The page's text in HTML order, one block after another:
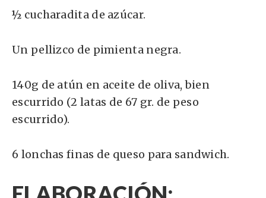
½ cucharadita de azúcar.
Un pellizco de pimienta negra.
140g de atún en aceite de oliva, bien
escurrido (2 latas de 67 gr. de peso
escurrido).
6 lonchas finas de queso para sandwich.